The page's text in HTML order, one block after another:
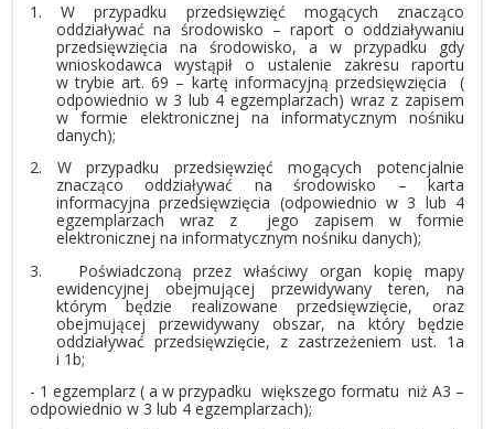
1.
W przypadku przedsięwzięć mogących znacząco
oddziaływać na środowisko – raport o oddziaływaniu
przedsięwzięcia na środowisko, a w przypadku gdy
wnioskodawca wystąpił o ustalenie zakresu raportu
w trybie art. 69 – kartę informacyjną przedsięwzięcia (
odpowiednio w 3 lub 4 egzemplarzach) wraz z zapisem
w formie elektronicznej na informatycznym nośniku
danych);
2.
W przypadku przedsięwzięć mogących potencjalnie
znacząco oddziaływać na środowisko – karta
informacyjna przedsięwzięcia (odpowiednio w 3 lub 4
egzemplarzach wraz z jego zapisem w formie
elektronicznej na informatycznym nośniku danych);
3.
Poświadczoną przez właściwy organ kopię mapy
ewidencyjnej obejmującej przewidywany teren, na
którym będzie realizowane przedsięwzięcie, oraz
obejmującej przewidywany obszar, na który będzie
oddziaływać przedsięwzięcie, z zastrzeżeniem ust. 1a
i 1b;
- 1 egzemplarz ( a w przypadku większego formatu niż A3 –
odpowiednio w 3 lub 4 egzemplarzach);